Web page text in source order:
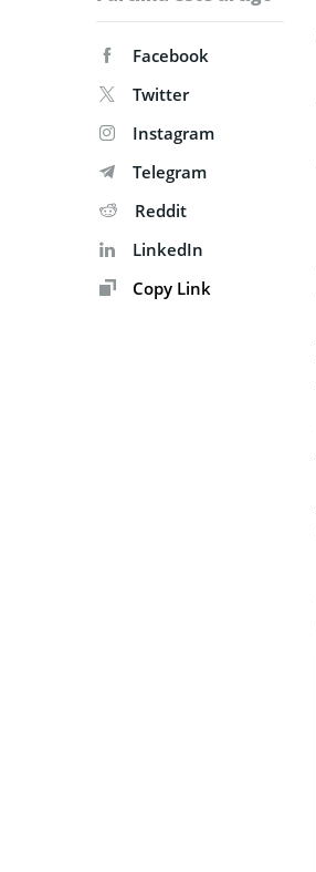
Facebook
Twitter
Instagram
Telegram
Reddit
LinkedIn
Copy Link